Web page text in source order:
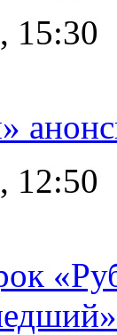
15:30
12:50